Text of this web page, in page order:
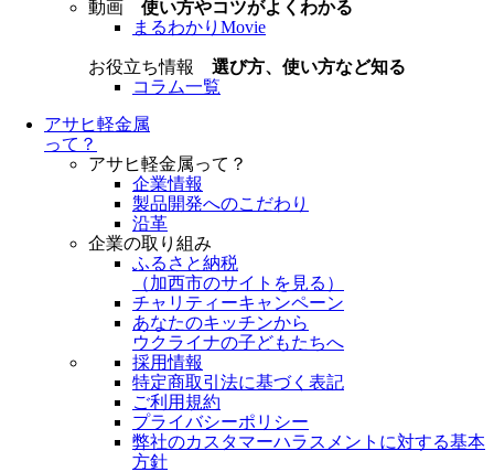
動画 使い方やコツがよくわかる
まるわかりMovie
お役立ち情報 選び方、使い方など知る
コラム一覧
アサヒ軽金属
って？
アサヒ軽金属って？
企業情報
製品開発へのこだわり
沿革
企業の取り組み
ふるさと納税
（加西市のサイトを見る ）
チャリティーキャンペーン
あなたのキッチンから
ウクライナの子どもたちへ
採用情報
特定商取引法に基づく表記
ご利用規約
プライバシーポリシー
弊社のカスタマーハラスメントに対する基本
方針